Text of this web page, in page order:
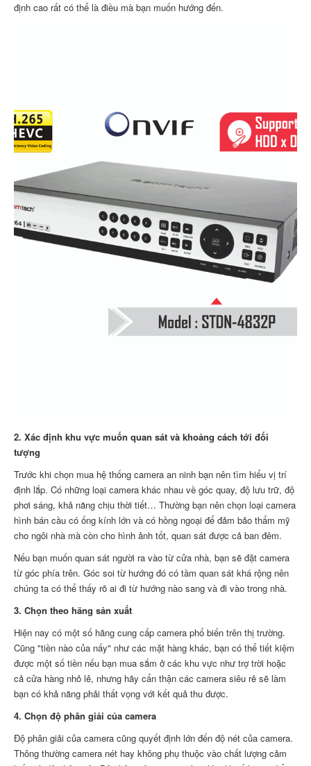
định cao rất có thể là điều mà bạn muốn hướng đến.
2. Xác định khu vực muốn quan sát và khoảng cách tới đối
tượng
Trước khi chọn mua hệ thống camera an ninh bạn nên tìm hiểu vị trí
định lắp. Có những loại camera khác nhau về góc quay, độ lưu trữ, độ
phơi sáng, khả năng chịu thời tiết… Thường bạn nên chọn loại camera
hình bán cầu có ống kính lớn và có hồng ngoại để đảm bảo thẩm mỹ
cho ngôi nhà mà còn cho hình ảnh tốt, quan sát được cả ban đêm.
Nếu bạn muốn quan sát người ra vào từ cửa nhà, bạn sẽ đặt camera
từ góc phía trên. Góc soi từ hướng đó có tầm quan sát khá rộng nên
chúng ta có thể thấy rõ ai đi từ hướng nào sang và đi vào trong nhà.
3. Chọn theo hãng sản xuất
Hiện nay có một số hãng cung cấp camera phổ biến trên thị trường.
Cũng "tiền nào của nấy" như các mặt hàng khác, bạn có thể tiết kiệm
được một số tiền nếu bạn mua sắm ở các khu vực như trợ trời hoặc
cả cửa hàng nhỏ lẻ, nhưng hãy cẩn thận các camera siêu rẻ sẽ làm
bạn có khả năng phải thất vọng với kết quả thu được.
4. Chọn độ phân giải của camera
Độ phân giải của camera cũng quyết định lớn đến độ nét của camera.
Thông thường camera nét hay không phụ thuộc vào chất lượng cảm